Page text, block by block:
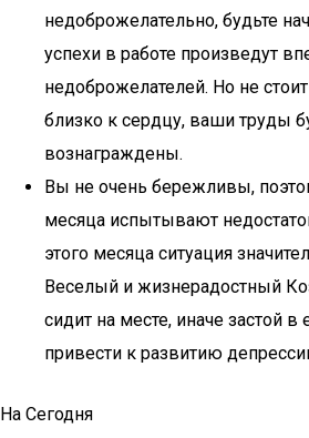
недоброжелательно, будьте
успехи в работе произведут
недоброжелателей. Но не
близко к сердцу, ваши труды
вознаграждены.
Вы не очень бережливы,
месяца испытывают
этого месяца ситуация
Веселый и жизнерадостный
сидит на месте, иначе застой
привести к развитию
На Сегодня